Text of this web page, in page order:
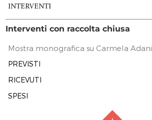
INTERVENTI
Interventi con raccolta chiusa
Mostra monografica su Carmela Adani
PREVISTI
RICEVUTI
SPESI